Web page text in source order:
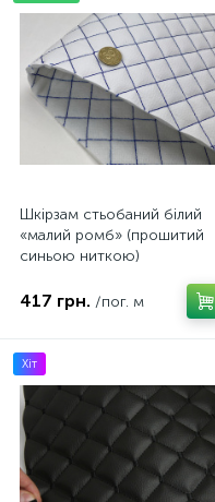
Шкірзам стьобаний білий
«малий ромб» (прошитий
синьою ниткою)
та флізеліном, ширина
417 грн. /пог. м
Хіт